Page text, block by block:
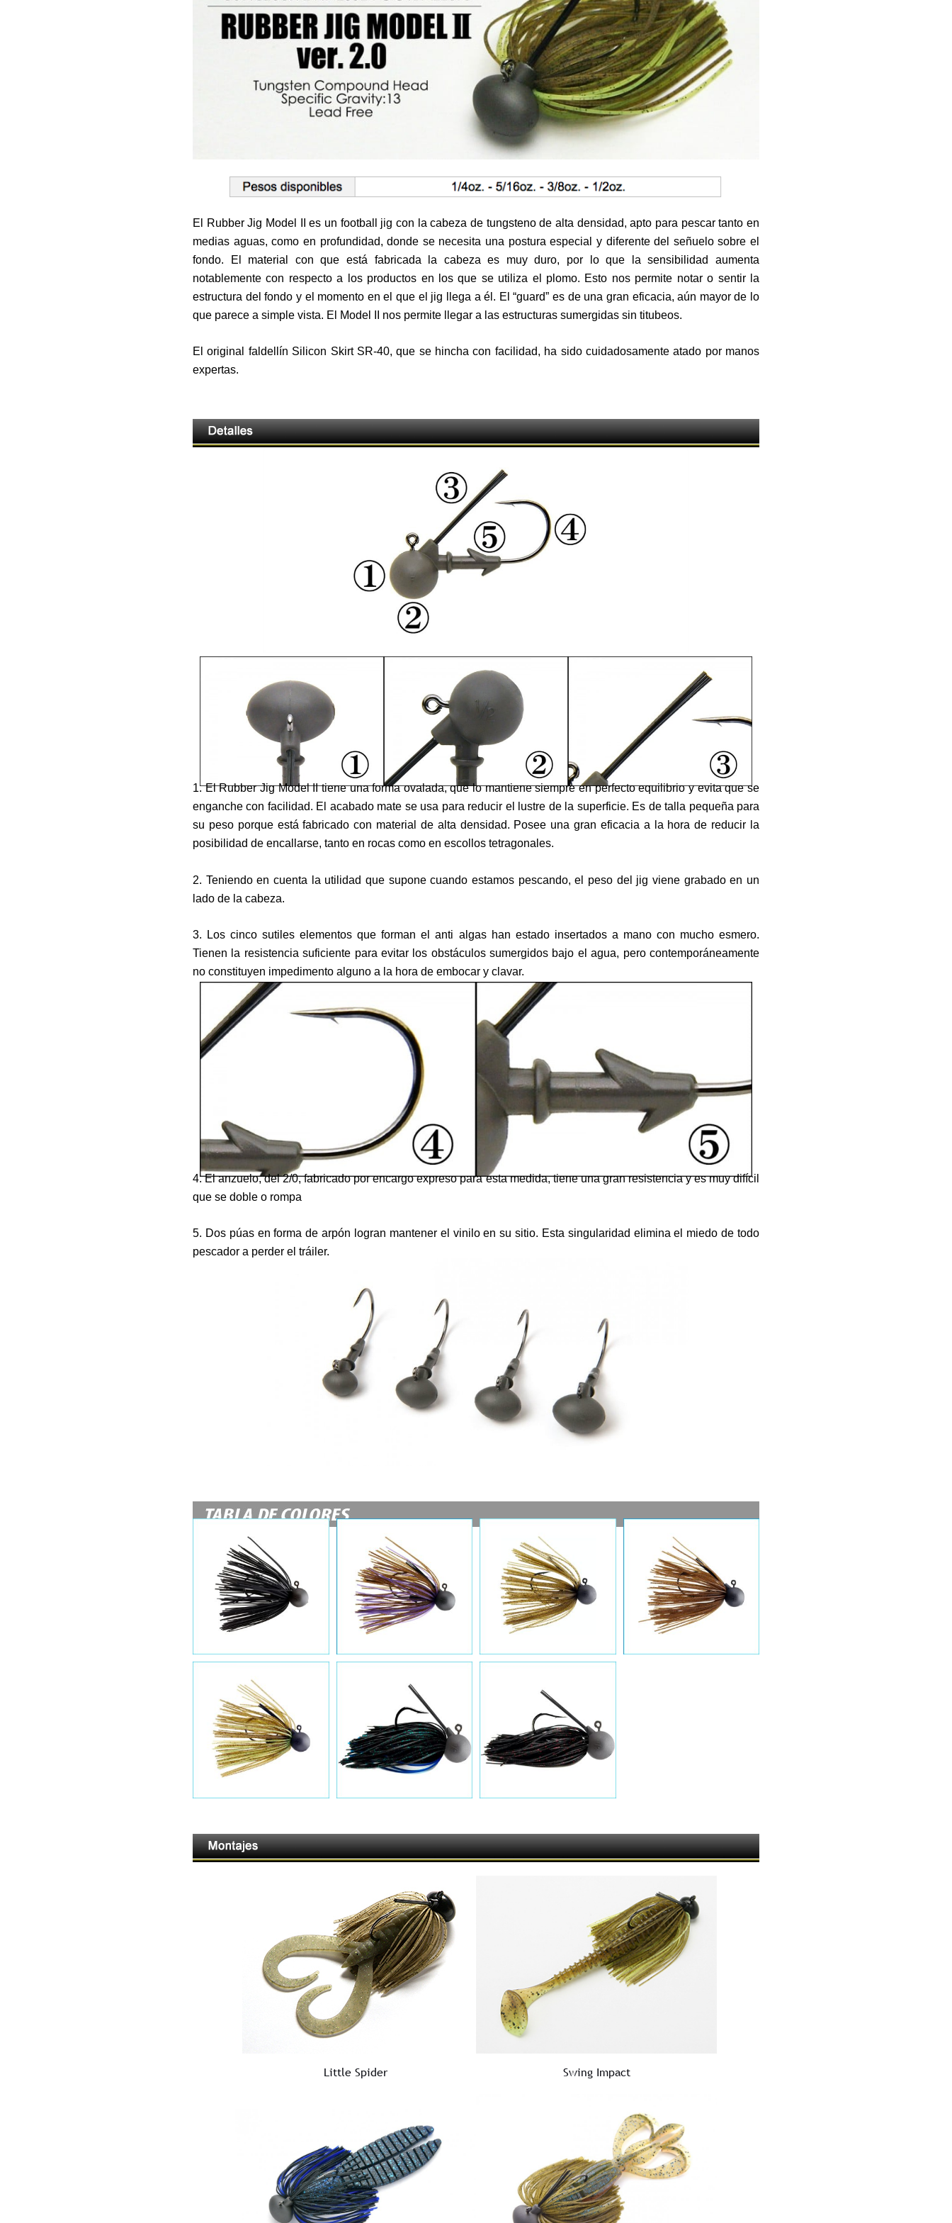
El Rubber Jig Model II es un football jig con la cabeza de tungsteno de alta densidad, apto para pescar tanto en
medias aguas, como en profundidad, donde se necesita una postura especial y diferente del señuelo sobre el
fondo. El material con que está fabricada la cabeza es muy duro, por lo que la sensibilidad aumenta
notablemente con respecto a los productos en los que se utiliza el plomo. Esto nos permite notar o sentir la
estructura del fondo y el momento en el que el jig llega a él. El “guard” es de una gran eficacia, aún mayor de lo
que parece a simple vista. El Model II nos permite llegar a las estructuras sumergidas sin titubeos.
El original faldellín Silicon Skirt SR-40, que se hincha con facilidad, ha sido cuidadosamente atado por manos
expertas.
1. El Rubber Jig Model II tiene una forma ovalada, que lo mantiene siempre en perfecto equilibrio y evita que se
enganche con facilidad. El acabado mate se usa para reducir el lustre de la superficie. Es de talla pequeña para
su peso porque está fabricado con material de alta densidad. Posee una gran eficacia a la hora de reducir la
posibilidad de encallarse, tanto en rocas como en escollos tetragonales.
2. Teniendo en cuenta la utilidad que supone cuando estamos pescando, el peso del jig viene grabado en un
lado de la cabeza.
3. Los cinco sutiles elementos que forman el anti algas han estado insertados a mano con mucho esmero.
Tienen la resistencia suficiente para evitar los obstáculos sumergidos bajo el agua, pero contemporáneamente
no constituyen impedimento alguno a la hora de embocar y clavar.
4. El anzuelo, del 2/0, fabricado por encargo expreso para esta medida, tiene una gran resistencia y es muy difícil
que se doble o rompa
5. Dos púas en forma de arpón logran mantener el vinilo en su sitio. Esta singularidad elimina el miedo de todo
pescador a perder el tráiler.
Little Spider Swing Impact